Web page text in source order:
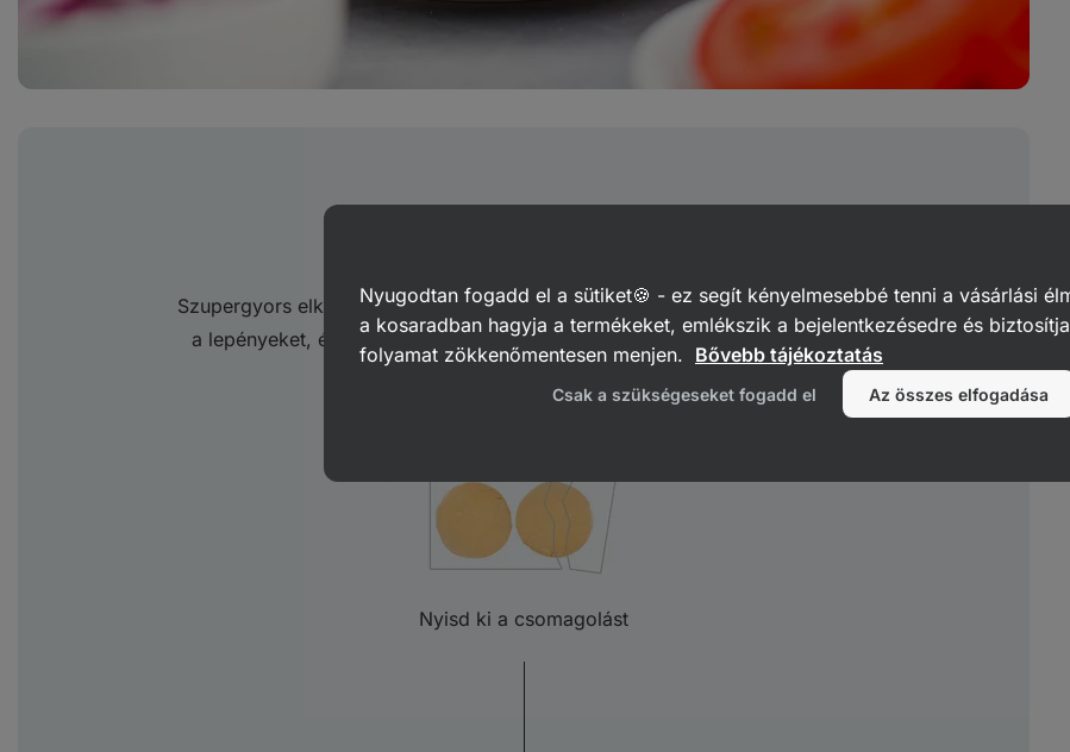
Szupergyors elkészítéssel élvezheted. Nem kell mást tenned, mint megtölteni
a lepényeket, és
sütőben, mikrohullámú sütőben vagy grillen kb. 75 °C‑ra
Nyisd ki a csomagolást
Nyugodtan fogadd el a sütiket🍪 - ez segít kényelmesebbé tenni a vásárlási
a kosaradban hagyja a termékeket, emlékszik a bejelentkezésedre és
folyamat zökkenőmentesen menjen. Bővebb tájékoztatás
Csak a szükségeseket fogadd el Az összes elfogadása